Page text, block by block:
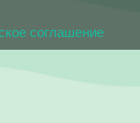
соглашение